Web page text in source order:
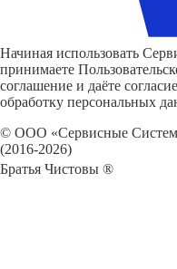
Начиная использовать
принимаете
соглашение и даёте
обработку персональных
© ООО «Сервисные
(2016-2026)
Братья Чистовы ®